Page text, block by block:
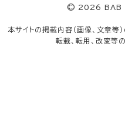
© 2026 BAB
本サイトの掲載内容（画像、文章等
転載、転用、改変等